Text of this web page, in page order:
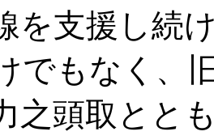
を支援し続
でもなく、
之頭取とと